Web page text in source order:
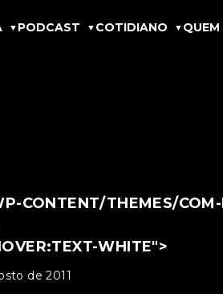
PODCAST COTIDIANO
CONTENT/THEMES/
WHITE">
de 2011